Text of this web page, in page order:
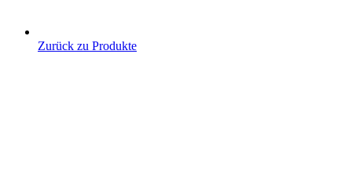
Zurück zu Produkte